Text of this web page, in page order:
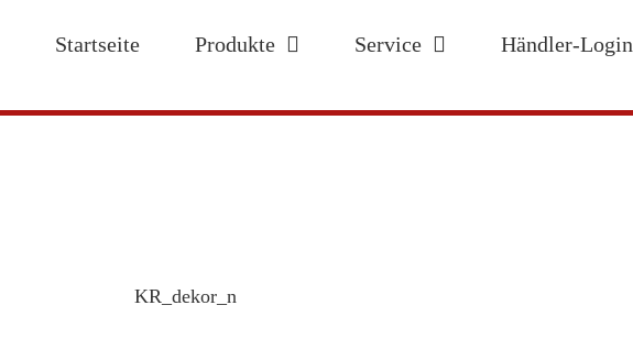
Startseite Produkte Service Händler-Login
KR_dekor_n